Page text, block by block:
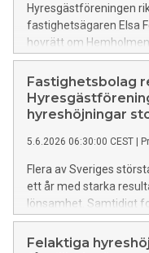
Hyresgästföreningen
fastighetsägaren Elsa
hovrätt om
omfattande brister i
myndigheter pekar
”fuskstudentbostäder”
ut utan vanliga
stad.
Fastighetsbolag
hyreshöjningar
5.6.2026 06:30:00 CEST |
Flera av Sveriges
ett år med starka
lönsamhet. Samtidigt
växande
Hyresgästföreningen
Felaktiga